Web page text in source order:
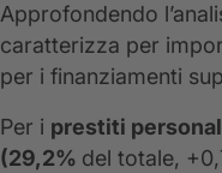
Approfondendo
caratterizza per
per i finanziamenti
Per i prestiti
(29,2% del totale,